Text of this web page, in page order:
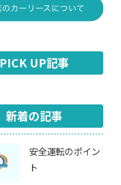
PICK UP記事
新着の記事
安全運転のポイン
ト